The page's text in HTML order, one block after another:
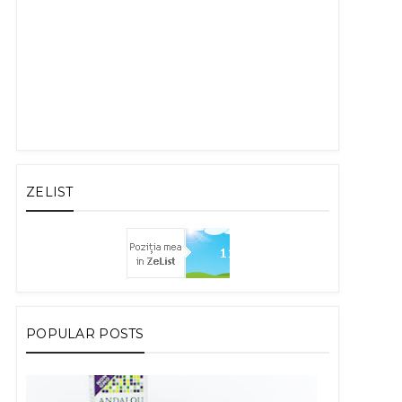
ZELIST
POPULAR POSTS